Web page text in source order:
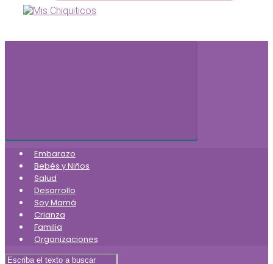
Embarazo
Bebés y Niños
Salud
Desarrollo
Soy Mamá
Crianza
Familia
Organizaciones